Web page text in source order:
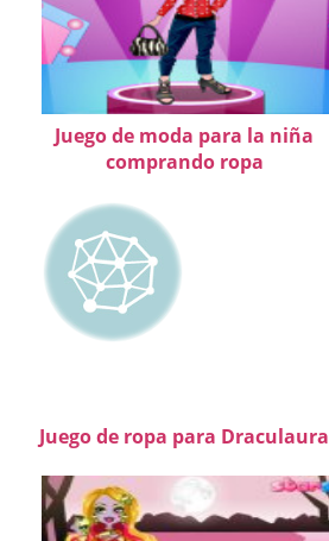
Juego de moda para la niña
comprando ropa
Juego de ropa para Draculaura